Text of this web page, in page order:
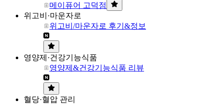
메이퓨어 고덕점
위고비·마운자로
위고비/마운자로 후기&정보
영양제·건강기능식품
영양제&건강기능식품 리뷰
혈당·혈압 관리